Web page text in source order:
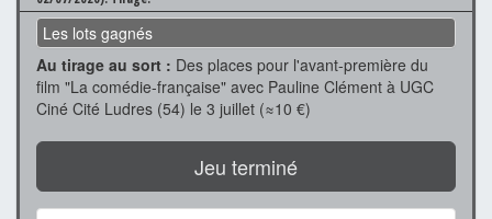
Les lots gagnés
Au tirage au sort : Des places pour l'avant-première du
film "La comédie-française" avec Pauline Clément à UGC
Ciné Cité Ludres (54) le 3 juillet (≈10 €)
Jeu terminé